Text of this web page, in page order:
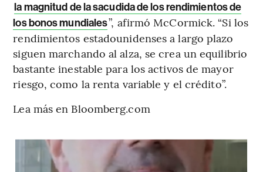
la magnitud de la sacudida de los rendimientos de
los bonos mundiales”, afirmó McCormick. “Si los
rendimientos estadounidenses a largo plazo
siguen marchando al alza, se crea un equilibrio
bastante inestable para los activos de mayor
riesgo, como la renta variable y el crédito”.
Lea más en Bloomberg.com